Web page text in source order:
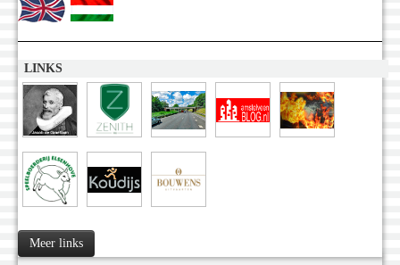
LINKS
Meer links